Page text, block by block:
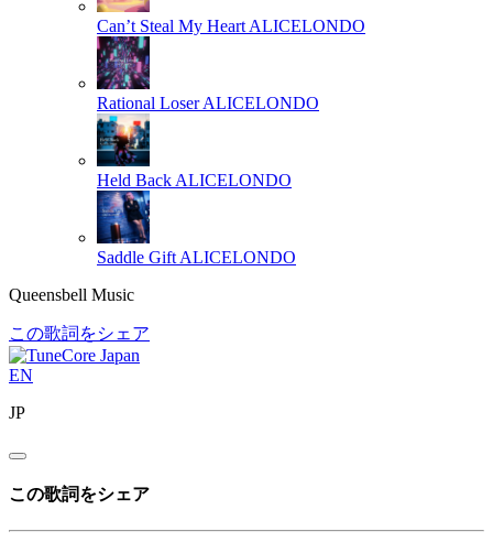
Can’t Steal My Heart ALICELONDO
Rational Loser ALICELONDO
Held Back ALICELONDO
Saddle Gift ALICELONDO
Queensbell Music
この歌詞をシェア
EN
JP
この歌詞をシェア